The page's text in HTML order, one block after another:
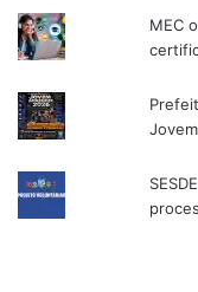
MEC